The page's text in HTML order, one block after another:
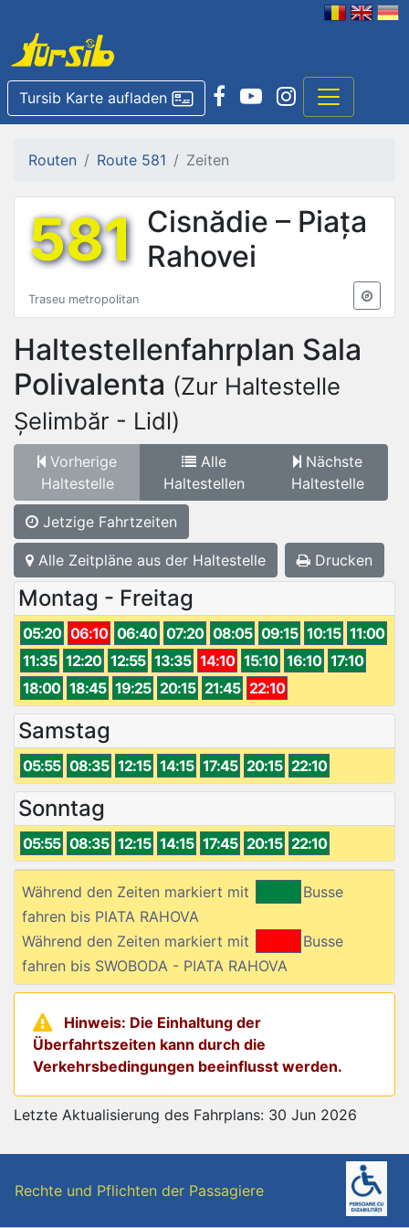
Tursib Karte aufladen
Routen Route 581 Zeiten
581 Cisnădie – Piața
Rahovei
Traseu metropolitan
Haltestellenfahrplan Sala
Polivalenta (Zur Haltestelle
Șelimbăr - Lidl)
Vorherige
Haltestelle
Alle
Haltestellen
Nächste
Haltestelle
Jetzige Fahrtzeiten
Alle Zeitpläne aus der Haltestelle Drucken
Montag - Freitag
05:20 06:10 06:40 07:20 08:05 09:15 10:15 11:00
11:35 12:20 12:55 13:35 14:10 15:10 16:10 17:10
18:00 18:45 19:25 20:15 21:45 22:10
Samstag
05:55 08:35 12:15 14:15 17:45 20:15 22:10
Sonntag
05:55 08:35 12:15 14:15 17:45 20:15 22:10
Während den Zeiten markiert mit
Busse
fahren bis PIATA RAHOVA
Während den Zeiten markiert mit
Busse
fahren bis SWOBODA - PIATA RAHOVA
Hinweis: Die Einhaltung der
Überfahrtszeiten kann durch die
Verkehrsbedingungen beeinflusst werden.
Letzte Aktualisierung des Fahrplans: 30 Jun 2026
Rechte und Pflichten der Passagiere